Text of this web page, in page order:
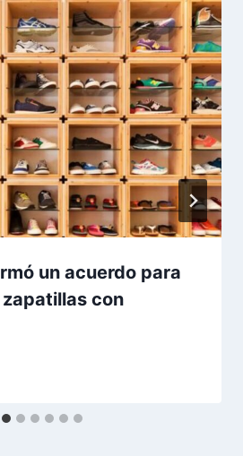
un acuerdo para
con